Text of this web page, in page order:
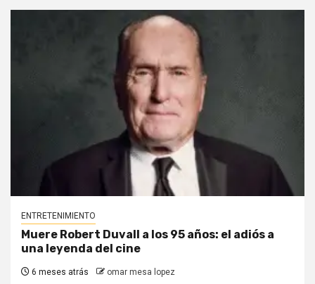
ENTRETENIMIENTO
Muere Robert Duvall a los 95 años: el adiós a
una leyenda del cine
6 meses atrás omar mesa lopez